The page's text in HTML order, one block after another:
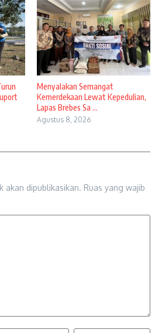
Menyalakan Semangat
Kemerdekaan Lewat Kepedulian,
Lapas Brebes Sa ...
Agustus 8, 2026
akan dipublikasikan. Ruas yang wajib